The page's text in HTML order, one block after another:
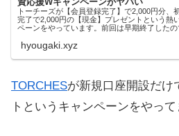
トーチーズが【会員登録完了】で2,000円分、
完了で2,000円の【現金】プレゼントという熱
ペーンをやっています。前回は早期終了したの
hyougaki.xyz
TORCHESが新規口座開設だけ
トというキャンペーンをやって